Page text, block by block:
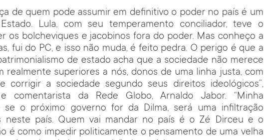
de quem pode assumir em definitivo o poder no país é um
Lula, com seu temperamento conciliador, teve o
os bolcheviques e jacobinos fora do poder. Mas conheço a
fui do PC, e isso não muda, é feito pedra. O perigo é que a
de estado acha que a sociedade não merece
realmente superiores a nós, donos de uma linha justa, com
corrigir a sociedade segundo seus direitos ideológicos”,
comentarista da Rede Globo, Arnaldo Jabor. “Minha
se o próximo governo for da Dilma, será uma infiltração
neste país. Quem vai mandar no país é o Zé Dirceu e o
é como impedir politicamente o pensamento de uma velha